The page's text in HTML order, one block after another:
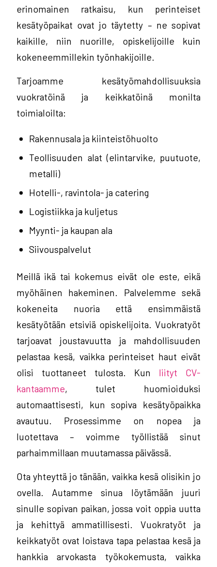
erinomainen ratkaisu, kun perinteiset
kesätyöpaikat ovat jo täytetty – ne sopivat
kaikille, niin nuorille, opiskelijoille kuin
kokeneemmillekin työnhakijoille.
Tarjoamme kesätyömahdollisuuksia
vuokratöinä ja keikkatöinä monilta
toimialoilta:
Rakennusala ja kiinteistöhuolto
Teollisuuden alat (elintarvike, puutuote,
metalli)
Hotelli-, ravintola- ja catering
Logistiikka ja kuljetus
Myynti- ja kaupan ala
Siivouspalvelut
Meillä ikä tai kokemus eivät ole este, eikä
myöhäinen hakeminen. Palvelemme sekä
kokeneita nuoria että ensimmäistä
kesätyötään etsiviä opiskelijoita. Vuokratyöt
tarjoavat joustavuutta ja mahdollisuuden
pelastaa kesä, vaikka perinteiset haut eivät
olisi tuottaneet tulosta. Kun liityt CV-
kantaamme, tulet huomioiduksi
automaattisesti, kun sopiva kesätyöpaikka
avautuu. Prosessimme on nopea ja
luotettava – voimme työllistää sinut
parhaimmillaan muutamassa päivässä.
Ota yhteyttä jo tänään, vaikka kesä olisikin jo
ovella. Autamme sinua löytämään juuri
sinulle sopivan paikan, jossa voit oppia uutta
ja kehittyä ammatillisesti. Vuokratyöt ja
keikkatyöt ovat loistava tapa pelastaa kesä ja
hankkia arvokasta työkokemusta, vaikka